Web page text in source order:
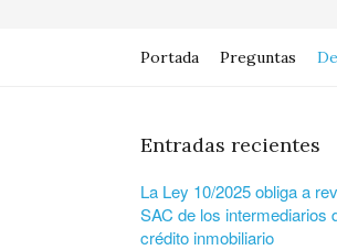
Portada Preguntas
Entradas recientes
La Ley 10/2025 obliga a
SAC de los intermediarios
crédito inmobiliario